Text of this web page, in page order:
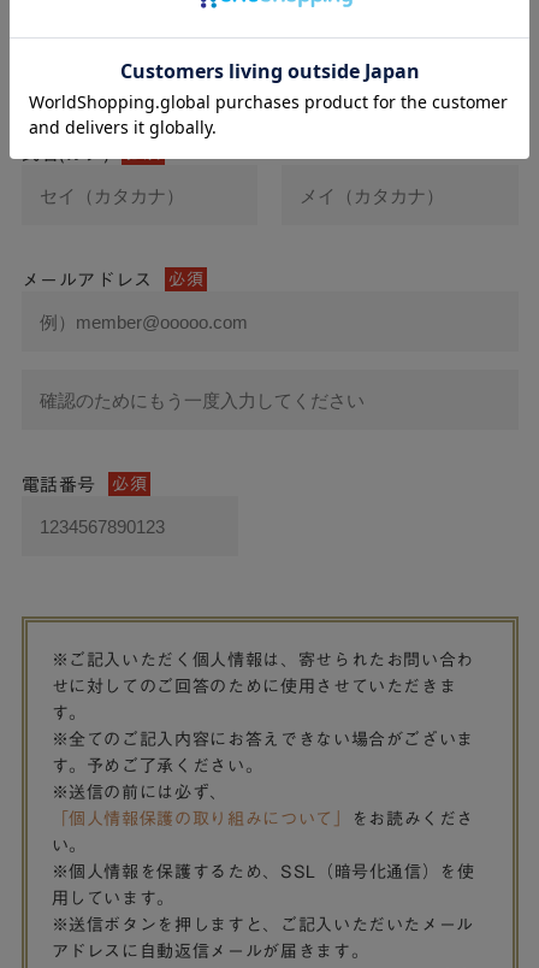
メールアドレス 必須
電話番号 必須
※ご記入いただく個人情報は、寄せられたお問い合わ
せに対してのご回答のために使用させていただきま
す。
※全てのご記入内容にお答えできない場合がございま
す。予めご了承ください。
※送信の前には必ず、
「個人情報保護の取り組みについて」
をお読みくださ
い。
※個人情報を保護するため、SSL（暗号化通信）を使
用しています。
※送信ボタンを押しますと、ご記入いただいたメール
アドレスに自動返信メールが届きます。